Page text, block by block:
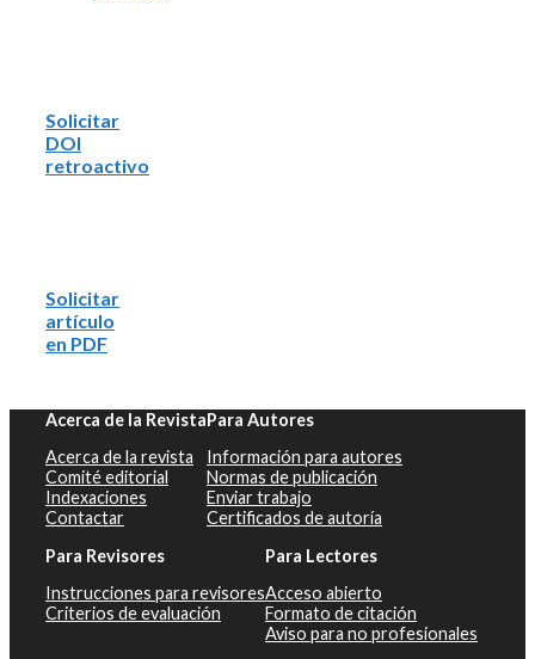
Solicitar
DOI
retroactivo
Solicitar
artículo
en PDF
Acerca de la Revista
Acerca de la revista
Comité editorial
Indexaciones
Contactar
Para Autores
Información para autores
Normas de publicación
Enviar trabajo
Certificados de autoría
Para Revisores
Instrucciones para revisores
Criterios de evaluación
Para Lectores
Acceso abierto
Formato de citación
Aviso para no profesionales